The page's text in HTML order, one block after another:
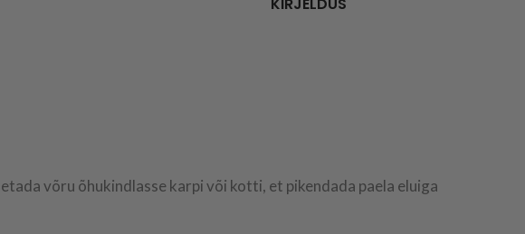
võru õhukindlasse karpi või kotti, et pikendada paela eluiga